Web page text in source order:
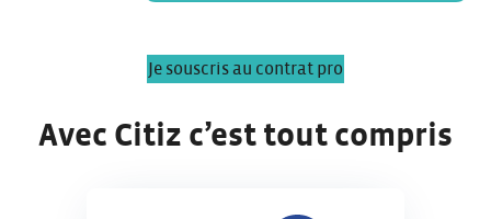
Je souscris au contrat pro
Avec Citiz c’est tout compris